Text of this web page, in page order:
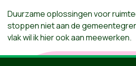
Duurzame oplossingen voor
stoppen niet aan de
vlak wil ik hier ook aan meewerken.